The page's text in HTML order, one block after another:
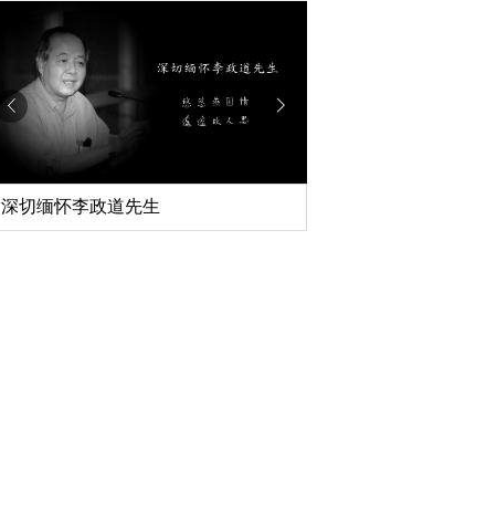
深切缅怀李政道先生